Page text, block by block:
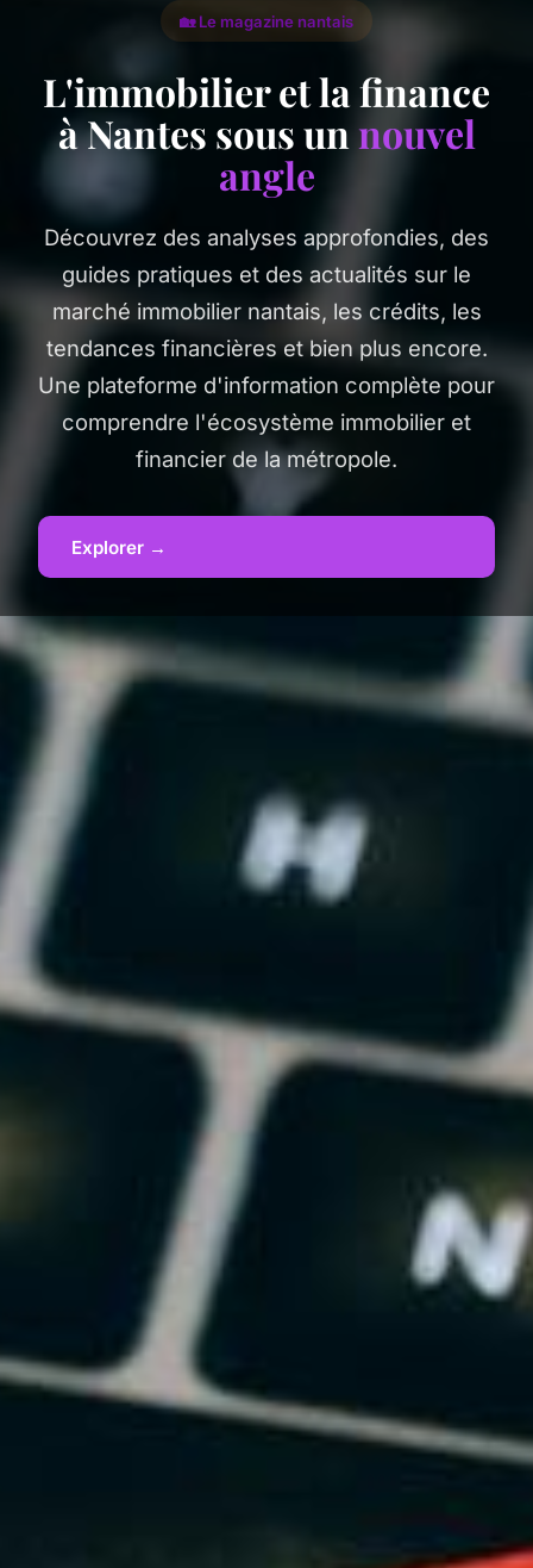
🏡 Le magazine nantais
L'immobilier et la finance
à Nantes sous un nouvel
angle
Découvrez des analyses approfondies, des
guides pratiques et des actualités sur le
marché immobilier nantais, les crédits, les
tendances financières et bien plus encore.
Une plateforme d'information complète pour
comprendre l'écosystème immobilier et
financier de la métropole.
Explorer →